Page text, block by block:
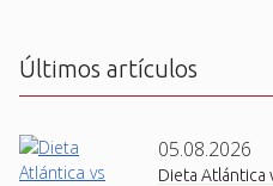
Últimos artículos
05.08.2026
Dieta Atlántica